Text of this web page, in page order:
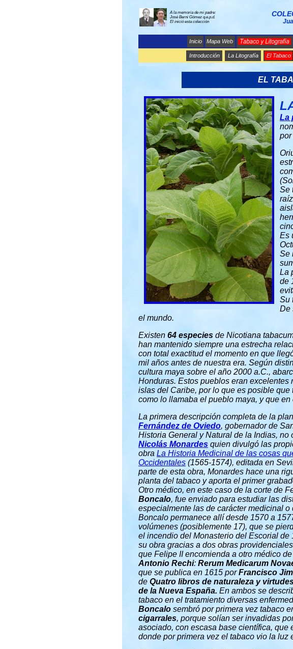
A la memoria de mi padre:
José Berni Gómez q.e.p.d.
El inició esta colección
Inicio Mapa Web
Introducción La Litografía El Tabaco
EL
La
Se
Es
Se
La
de
Su
De
el mundo.
Existen 64 especies de Nicotiana
han mantenido siempre una estrecha
con total exactitud el momento en que
mil años antes de nuestra era. Según
cultura maya sobre el año 2000 a.C.,
Honduras. Estos pueblos eran
islas del Caribe, por lo que es posible
como lo llamaba el pueblo maya, y que
La primera descripción completa de la
Fernández de Oviedo, gobernador de
Historia General y Natural de la Indias,
Nicolás Monardes quien divulgó las
obra La Historia Medicinal de las cosas
Occidentales (1565-1574), editada en
parte de esta obra, Monardes hace una
planta del tabaco y aporta el primer
Otro médico, en este caso de la corte de
Boncalo, fue enviado para estudiar las
especialmente las de carácter medicinal
Boncalo permanece allí desde 1570 a
volúmenes (posiblemente 17), que se
el incendio del Monasterio del Escorial
su obra gracias a dos obras
que Felipe II encomienda a otro médico
Antonio Rechi: Rerum Medicarum
que se publica en 1615 porFrancisco
de Quatro libros de naturaleza y
de la Nueva España. En ambos se
tabaco en el tratamiento diversas
Boncalo sembró por primera vez tabaco
cigarrales, porque solían ser invadidas
asociado, con escasa base científica, que
donde por primera vez el tabaco vio la luz